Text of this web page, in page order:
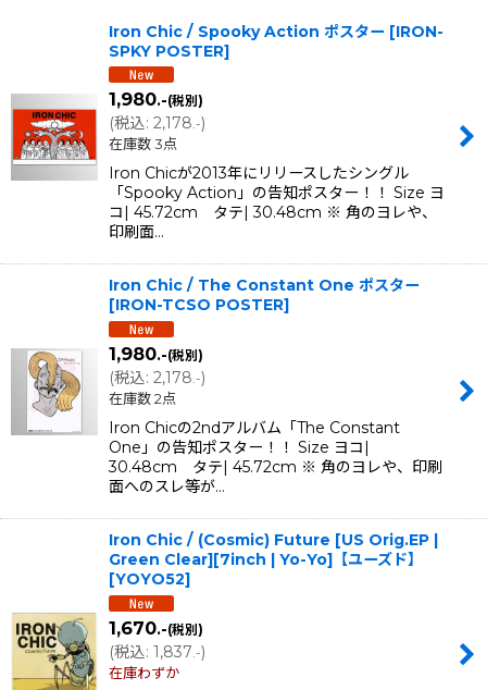
絞り込む
Iron Chic / Spooky Action ポスター [IRON-
SPKY POSTER]
1,980.-(税別)
(税込: 2,178.-)
在庫数 3点
Iron Chicが2013年にリリースしたシングル
「Spooky Action」の告知ポスター！！ Size ヨ
コ| 45.72cm タテ| 30.48cm ※ 角のヨレや、
印刷面…
Iron Chic / The Constant One ポスター
[IRON-TCSO POSTER]
1,980.-(税別)
(税込: 2,178 .-)
在庫数 2点
Iron Chicの2ndアルバム「The Constant
One」の告知ポスター！！ Size ヨコ|
30.48cm タテ| 45.72cm ※ 角のヨレや、印刷
面へのスレ等が…
Iron Chic / (Cosmic) Future [US Orig.EP |
Green Clear][7inch | Yo-Yo]【ユーズド】
[YOYO52]
1,670.-(税別)
(税込: 1,837 .-)
在庫わずか